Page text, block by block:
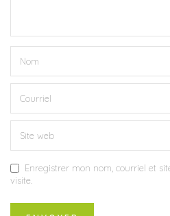
Enregistrer mon nom, courriel et
visite.